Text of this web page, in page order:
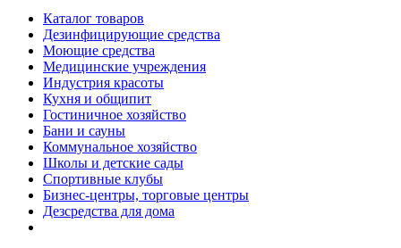
Каталог товаров
Дезинфицирующие средства
Моющие средства
Медицинские учреждения
Индустрия красоты
Кухня и общипит
Гостиничное хозяйство
Бани и сауны
Коммунальное хозяйство
Школы и детские сады
Спортивные клубы
Бизнес-центры, торговые центры
Дезсредства для дома